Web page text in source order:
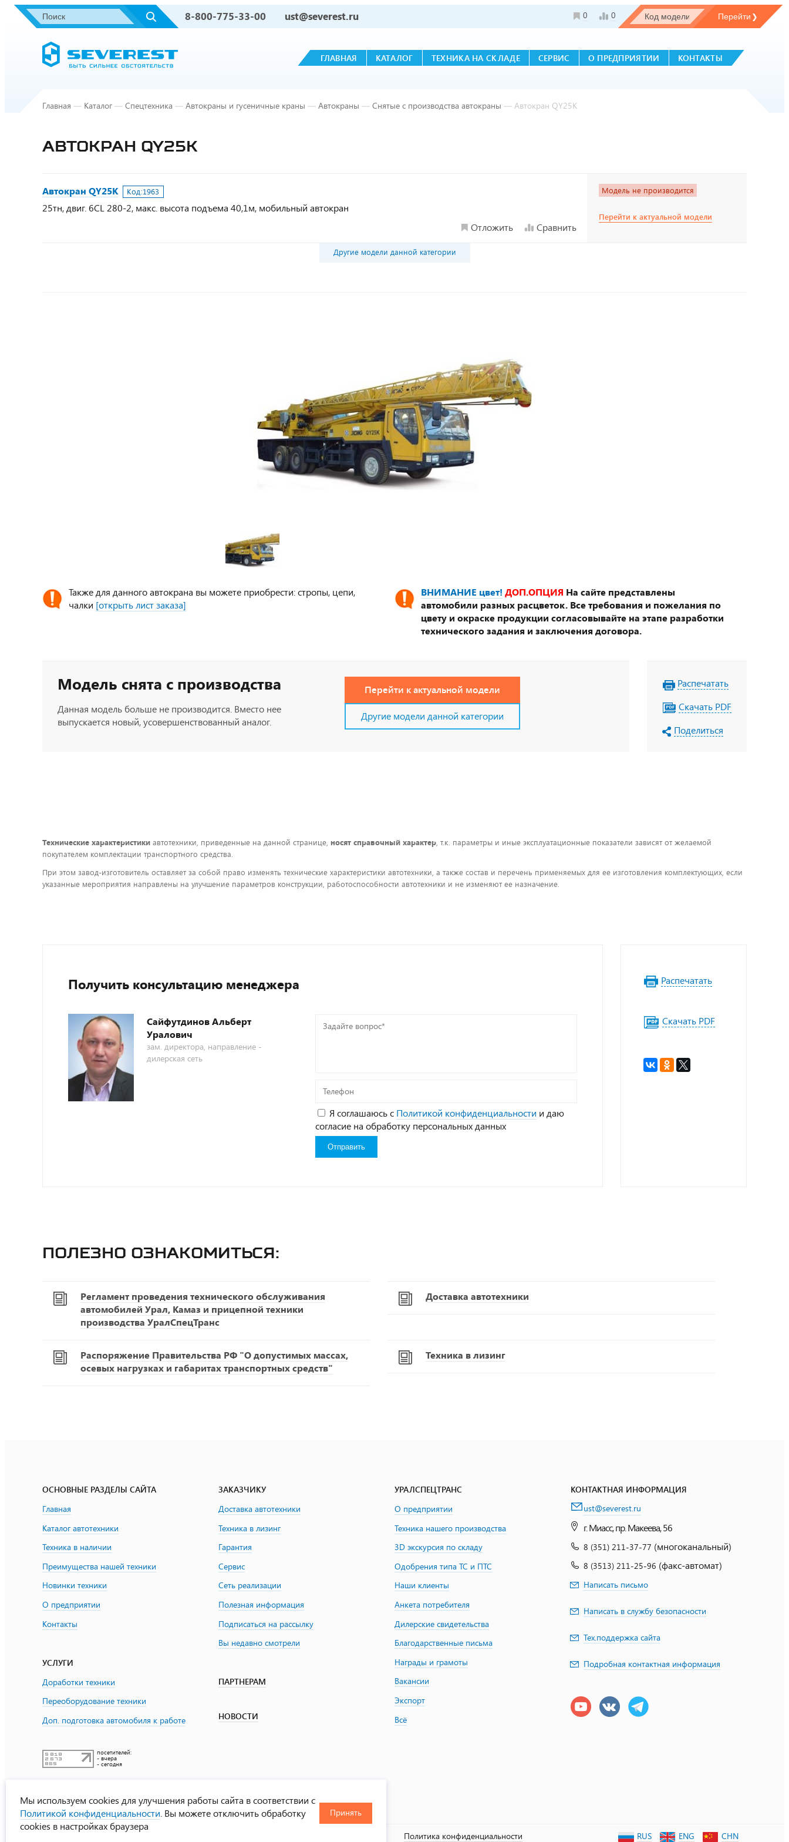
8-800-775-33-00 ust@severest.ru 0 0
ГЛАВНАЯ КАТАЛОГ ТЕХНИКА НА СКЛАДЕ СЕРВИС О ПРЕДПРИЯТИИ КОНТАКТЫ
Главная — Каталог — Спецтехника — Автокраны и гусеничные краны — Автокраны — Снятые с производства автокраны — Автокран QY25K
АВТОКРАН QY25K
Автокран QY25K Код:1963
25тн, двиг. 6CL 280-2, макс. высота подъема 40,1м, мобильный автокран
Отложить
Сравнить
Модель не производится
Перейти к актуальной модели
Другие модели данной категории
Также для данного автокрана вы можете приобрести: стропы, цепи,
чалки [открыть лист заказа]
ВНИМАНИЕ цвет! ДОП.ОПЦИЯ На сайте представлены
автомобили разных расцветок. Все требования и пожелания по
цвету и окраске продукции согласовывайте на этапе разработки
технического задания и заключения договора.
Модель снята с производства
Данная модель больше не производится. Вместо нее
выпускается новый, усовершенствованный аналог.
Перейти к актуальной модели
Другие модели данной категории
Распечатать
Скачать PDF
Поделиться
Технические характеристики автотехники, приведенные на данной странице, носят справочный характер, т.к. параметры и иные эксплуатационные показатели зависят от желаемой
покупателем комплектации транспортного средства.
При этом завод-изготовитель оставляет за собой право изменять технические характеристики автотехники, а также состав и перечень применяемых для ее изготовления комплектующих, если
указанные мероприятия направлены на улучшение параметров конструкции, работоспособности автотехники и не изменяют ее назначение.
Получить консультацию менеджера
Сайфутдинов Альберт
Уралович
зам. директора, направление -
дилерская сеть
Задайте
Телефон
Я соглашаюсь с Политикой конфиденциальности и даю
согласие на обработку персональных данных
Распечатать
Скачать PDF
Полезно ознакомиться:
Регламент проведения технического обслуживания
автомобилей Урал, Камаз и прицепной техники
производства УралСпецТранс
Доставка автотехники
Распоряжение Правительства РФ "О допустимых массах,
осевых нагрузках и габаритах транспортных средств"
Техника в лизинг
ОСНОВНЫЕ РАЗДЕЛЫ САЙТА
Главная
Каталог автотехники
Техника в наличии
Преимущества нашей техники
Новинки техники
О предприятии
Контакты
УСЛУГИ
Доработки техники
Переоборудование техники
Доп. подготовка автомобиля к работе
посетителей:
- вчера
- сегодня
ЗАКАЗЧИКУ
Доставка автотехники
Техника в лизинг
Гарантия
Сервис
Сеть реализации
Полезная информация
Подписаться на рассылку
Вы недавно смотрели
ПАРТНЕРАМ
НОВОСТИ
УРАЛСПЕЦТРАНС
О предприятии
Техника нашего производства
3D экскурсия по складу
Одобрения типа ТС и ПТС
Наши клиенты
Анкета потребителя
Дилерские свидетельства
Благодарственные письма
Награды и грамоты
Вакансии
Экспорт
Всё
КОНТАКТНАЯ ИНФОРМАЦИЯ
ust@severest.ru
г. Миасс, пр. Макеева, 56
8 (351) 211-37-77 (многоканальный)
8 (3513) 211-25-96 (факс-автомат)
Написать письмо
Написать в службу безопасности
Тех.поддержка сайта
Подробная контактная информация
УралСпецТранс Политика конфиденциальности RUS ENG CHN
Мы используем cookies для улучшения работы сайта в соответствии с
Политикой конфиденциальности . Вы можете отключить обработку
cookies в настройках браузера
Принять